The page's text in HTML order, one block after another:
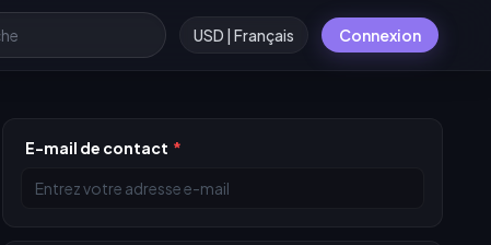
USD | Français Connexion
E-mail de contact *